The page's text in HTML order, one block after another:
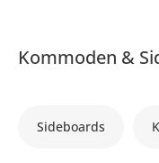
Kommoden &
Sideboards